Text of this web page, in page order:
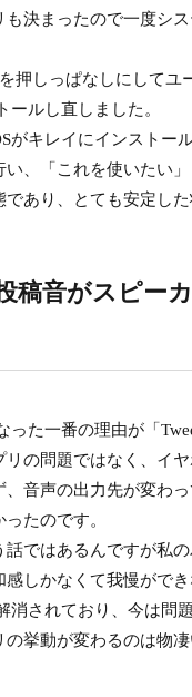
決まったので一度シ
押しっぱなしにしてユ
ールし直しました。
キレイにインストー
、「これを使いたい
あり、とても安定し
稿音がスピー
た一番の理由が「
の問題ではなく、イ
音声の出力先が変わ
たのです。
ではあるんですが私の
しかなくて我慢ができ
されており、今は問
挙動が変わるのは物